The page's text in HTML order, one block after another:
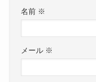
名前 ※
メール ※